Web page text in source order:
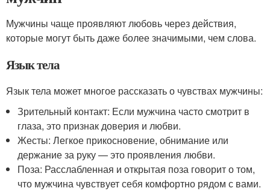
Мужчины чаще проявляют любовь через действия,
которые могут быть даже более значимыми, чем слова.
Язык тела
Язык тела может многое рассказать о чувствах мужчины:
Зрительный контакт: Если мужчина часто смотрит в
глаза, это признак доверия и любви.
Жесты: Легкое прикосновение, обнимание или
держание за руку — это проявления любви.
Поза: Расслабленная и открытая поза говорит о том,
что мужчина чувствует себя комфортно рядом с вами.